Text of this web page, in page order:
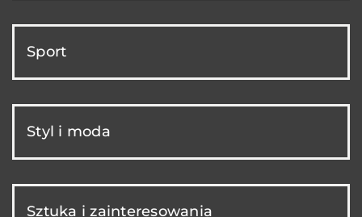
Sport
Styl i moda
Sztuka i zainteresowania